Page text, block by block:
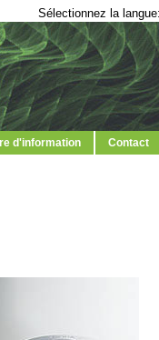
Sélectionnez la langue:
d'information Contact